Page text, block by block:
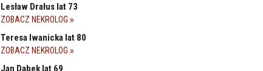
Lesław Drałus lat 73
ZOBACZ NEKROLOG
Teresa Iwanicka lat 80
ZOBACZ NEKROLOG
Jan Dąbek lat 69